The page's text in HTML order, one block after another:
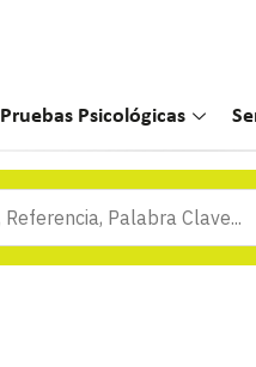
Pruebas Psicológicas